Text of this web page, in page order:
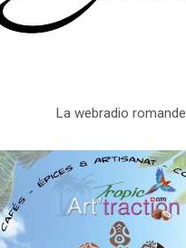
La webradio romande